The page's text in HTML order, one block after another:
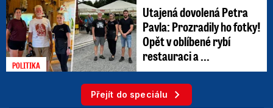
POLITIKA
Utajená dovolená Petra
Pavla: Prozradily ho fotky!
Opět v oblíbené rybí
restauraci a ...
Přejít do speciálu